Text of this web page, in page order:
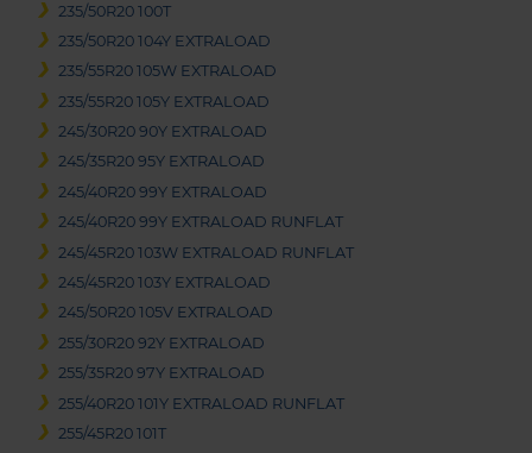
235/50R20 100T
235/50R20 104Y EXTRALOAD
235/55R20 105W EXTRALOAD
235/55R20 105Y EXTRALOAD
245/30R20 90Y EXTRALOAD
245/35R20 95Y EXTRALOAD
245/40R20 99Y EXTRALOAD
245/40R20 99Y EXTRALOAD RUNFLAT
245/45R20 103W EXTRALOAD RUNFLAT
245/45R20 103Y EXTRALOAD
245/50R20 105V EXTRALOAD
255/30R20 92Y EXTRALOAD
255/35R20 97Y EXTRALOAD
255/40R20 101Y EXTRALOAD RUNFLAT
255/45R20 101T